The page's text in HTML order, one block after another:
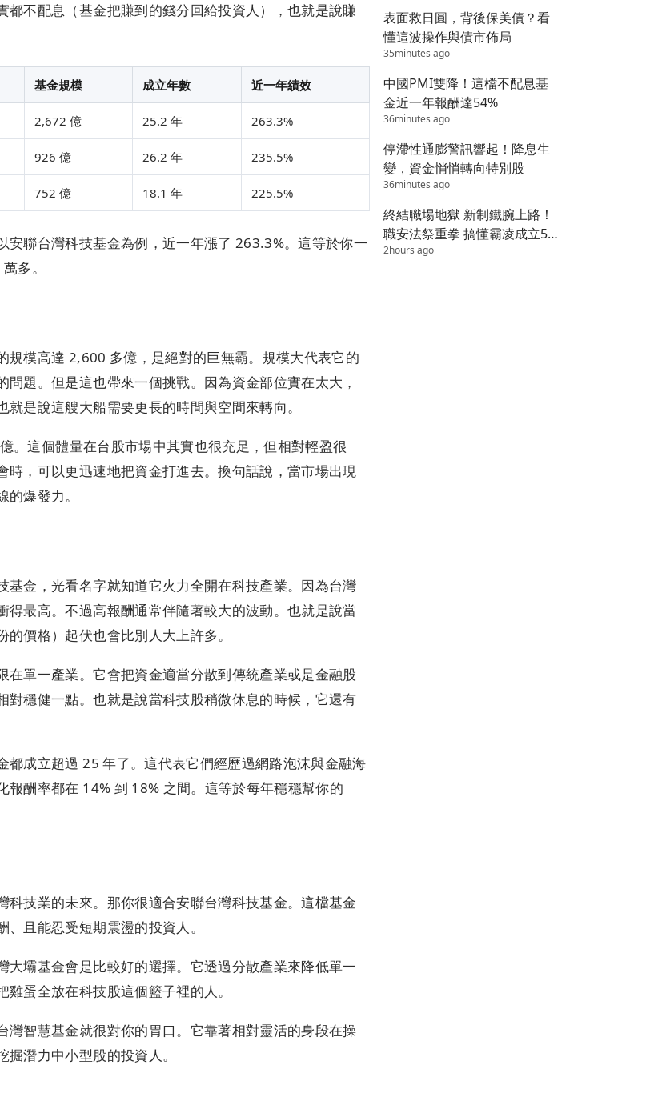
不配息（基金把賺到的錢分回給投資人），也就是說賺
基金規模 成立年數 近一年績效
2,672 億 25.2 年 263.3%
926 億 26.2 年 235.5%
752 億 18.1 年 225.5%
聯台灣科技基金為例，近一年漲了 263.3%。這等於你一
多。
規模高達 2,600 多億，是絕對的巨無霸。規模大代表它的
題。但是這也帶來一個挑戰。因為資金部位實在太大，
是說這艘大船需要更長的時間與空間來轉向。
。這個體量在台股市場中其實也很充足，但相對輕盈很
，可以更迅速地把資金打進去。換句話說，當市場出現
爆發力。
金，光看名字就知道它火力全開在科技產業。因為台灣
最高。不過高報酬通常伴隨著較大的波動。也就是說當
價格）起伏也會比別人大上許多。
單一產業。它會把資金適當分散到傳統產業或是金融股
穩健一點。也就是說當科技股稍微休息的時候，它還有
成立超過 25 年了。這代表它們經歷過網路泡沫與金融海
酬率都在 14% 到 18% 之間。這等於每年穩穩幫你的
技業的未來。那你很適合安聯台灣科技基金。這檔基金
且能忍受短期震盪的投資人。
壩基金會是比較好的選擇。它透過分散產業來降低單一
蛋全放在科技股這個籃子裡的人。
智慧基金就很對你的胃口。它靠著相對靈活的身段在操
潛力中小型股的投資人。
表面救日圓，背後保美債？看
懂這波操作與債市佈局
35minutes ago
中國PMI雙降！這檔不配息基
金近一年報酬達54%
36minutes ago
停滯性通膨警訊響起！降息生
變，資金悄悄轉向特別股
36minutes ago
終結職場地獄 新制鐵腕上路！
職安法祭重拳 搞懂霸凌成立5
要件
2hours ago